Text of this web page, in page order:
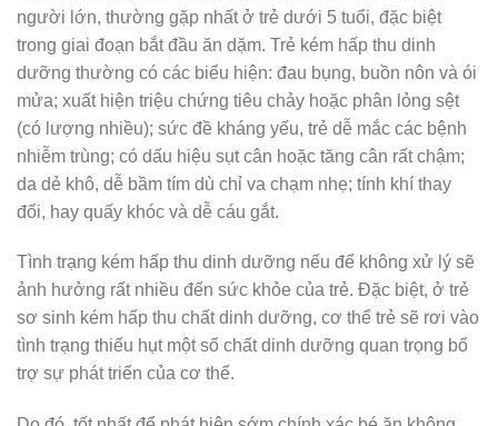
người lớn, thường gặp nhất ở trẻ dưới 5 tuổi, đặc biệt
trong giai đoạn bắt đầu ăn dặm. Trẻ kém hấp thu dinh
dưỡng thường có các biểu hiện: đau bụng, buồn nôn và ói
mửa; xuất hiện triệu chứng tiêu chảy hoặc phân lỏng sệt
(có lượng nhiều); sức đề kháng yếu, trẻ dễ mắc các bệnh
nhiễm trùng; có dấu hiệu sụt cân hoặc tăng cân rất chậm;
da dẻ khô, dễ bầm tím dù chỉ va chạm nhẹ; tính khí thay
đổi, hay quấy khóc và dễ cáu gắt.
Tình trạng kém hấp thu dinh dưỡng nếu để không xử lý sẽ
ảnh hưởng rất nhiều đến sức khỏe của trẻ. Đặc biệt, ở trẻ
sơ sinh kém hấp thu chất dinh dưỡng, cơ thể trẻ sẽ rơi vào
tình trạng thiếu hụt một số chất dinh dưỡng quan trọng bổ
trợ sự phát triển của cơ thể.